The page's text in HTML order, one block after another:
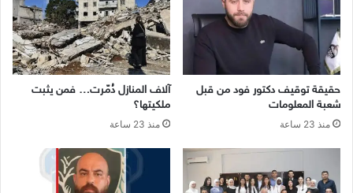
حقيقة توقيف دكتور فود من قبل
شعبة المعلومات
منذ 23 ساعة
آلاف المنازل دُمّرت… فمن يثبت
ملكيتها؟
منذ 23 ساعة